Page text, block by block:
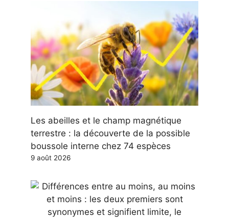
Les abeilles et le champ magnétique
terrestre : la découverte de la possible
boussole interne chez 74 espèces
9 août 2026